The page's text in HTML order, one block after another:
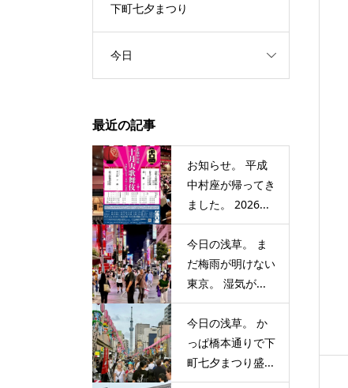
下町七夕まつり
今日
最近の記事
お知らせ。 平成
中村座が帰ってき
ました。 2026...
今日の浅草。 ま
だ梅雨が明けない
東京。 湿気が...
今日の浅草。 か
っぱ橋本通りで下
町七夕まつり盛...